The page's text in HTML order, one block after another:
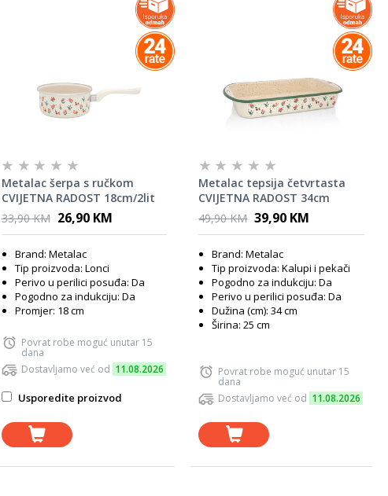
Metalac šerpa s ručkom
CVIJETNA RADOST 18cm/2lit
33,90 KM 26,90 KM
Brand: Metalac
Tip proizvoda: Lonci
Perivo u perilici posuđa: Da
Pogodno za indukciju: Da
Promjer: 18 cm
Povrat robe moguć unutar 15
dana
Dostavljamo već od 11.08.2026
Usporedite proizvod
Metalac tepsija četvrtasta
CVIJETNA RADOST 34cm
49,90 KM 39,90 KM
Brand: Metalac
Tip proizvoda: Kalupi i pekači
Pogodno za indukciju: Da
Perivo u perilici posuđa: Da
Dužina (cm): 34 cm
Širina: 25 cm
Povrat robe moguć unutar 15
dana
Dostavljamo već od 11.08.2026